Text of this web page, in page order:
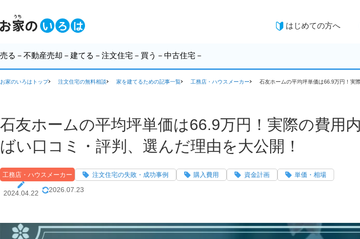
はじめての方へ
売る －不動産売却－ 建てる －注文住宅－ 買う －中古住宅－
お家のいろはトップ 注文住宅の無料相談 家を建てるための記事一覧 工務店・ハウスメーカー 石友ホームの平均坪単価は66.9万円！実
石友ホームの平均坪単価は66.9万円！実際の費用
ばい口コミ・評判、選んだ理由を大公開！
工務店・ハウスメーカー 注文住宅の失敗・成功事例 購入費用 資金計画 単価・相場
2024.04.22 2026.07.23